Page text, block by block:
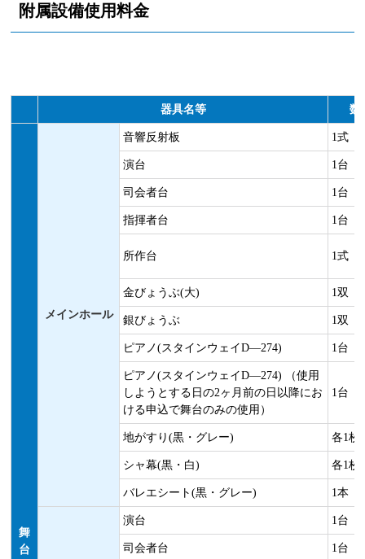
附属設備使用料金
器具名等 数
舞
台
メインホール
音響反射板 1式
演台 1台
司会者台 1台
指揮者台 1台
所作台 1式
金びょうぶ(大) 1双
銀びょうぶ 1双
ピアノ(スタインウェイD―274) 1台
ピアノ(スタインウェイD―274) （使用
しようとする日の2ヶ月前の日以降にお
ける申込で舞台のみの使用）
1台
地がすり(黒・グレー) 各1枚
シャ幕(黒・白) 各1枚
バレエシート(黒・グレー) 1本
演台 1台
司会者台 1台